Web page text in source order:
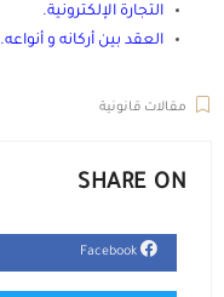
التجارة الإلكترونية.
العقد بين أركانه و أنواعه.
مقالات قانونية
SHARE ON